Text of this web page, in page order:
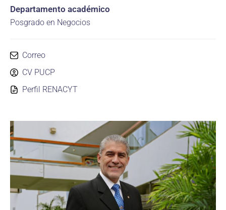
Departamento académico
Posgrado en Negocios
Correo
CV PUCP
Perfil RENACYT